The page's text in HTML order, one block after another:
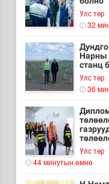
Улс төр
32
Нарны
станц
Улс төр
36
Улс төр
44 минутын өмнө